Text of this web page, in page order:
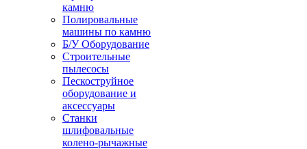
камню
Полировальные
машины по камню
Б/У Оборудование
Строительные
пылесосы
Пескоструйное
оборудование и
аксессуары
Станки
шлифовальные
колено-рычажные